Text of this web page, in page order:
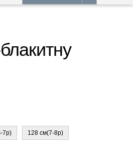
7р) 128 см(7-8р)